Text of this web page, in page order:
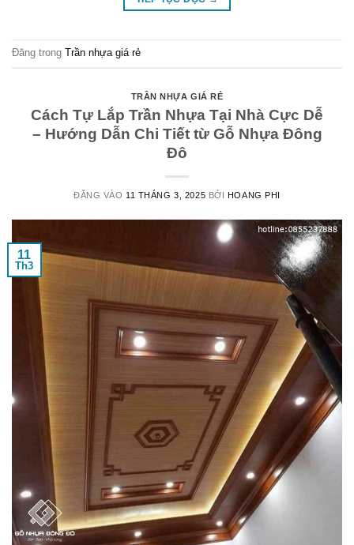
Đăng trong Trần nhựa giá rẻ
TRẦN NHỰA GIÁ RẺ
Cách Tự Lắp Trần Nhựa Tại Nhà Cực Dễ
– Hướng Dẫn Chi Tiết từ Gỗ Nhựa Đông
Đô
ĐĂNG VÀO 11 THÁNG 3, 2025 BỞI HOANG PHI
11
Th3